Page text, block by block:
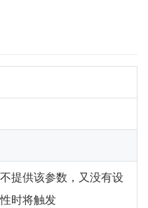
提供该参数，又没有设
时将触发